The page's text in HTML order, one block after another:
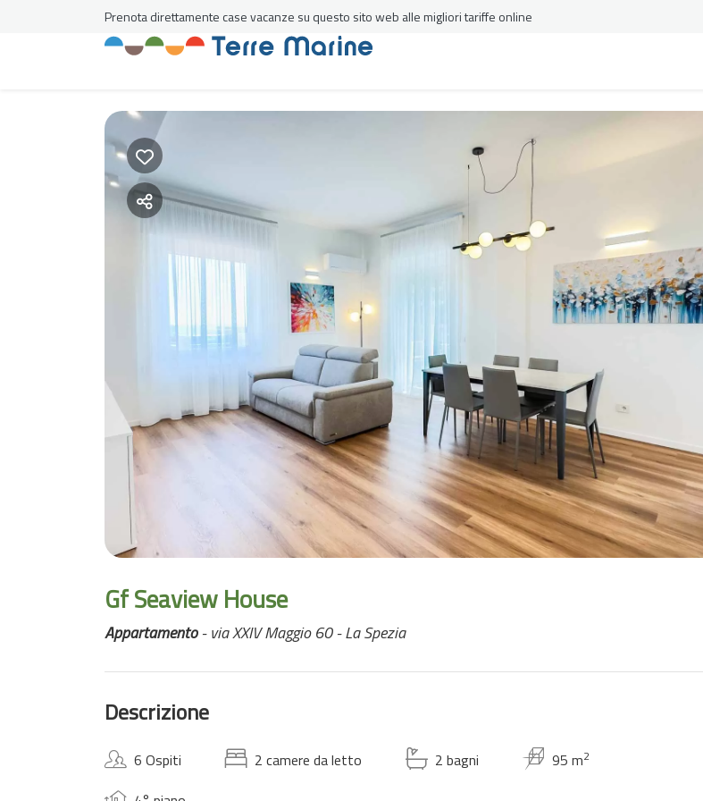
Gf Seaview House
Appartamento- via XXIV Maggio 60 - La Spezia
Descrizione
6 Ospiti 2 camere da letto 2 bagni 95 m2
Prenota direttamente case vacanze su questo sito web alle migliori tariffe online